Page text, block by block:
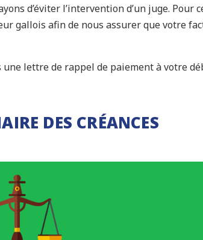
d’éviter l’intervention d’un juge. Pour
gallois afin de nous assurer que votre
lettre de rappel de paiement à votre
DES CRÉANCES